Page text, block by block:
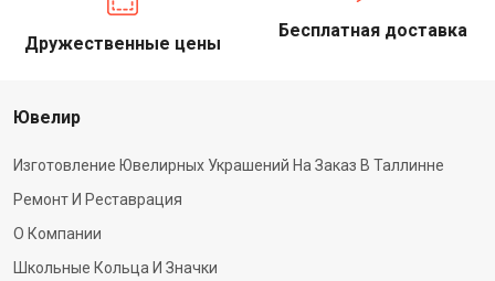
Дружественные цены
Бесплатная доставка
Ювелир
Изготовление Ювелирных Украшений На Заказ В Таллинне
Ремонт И Реставрация
О Компании
Школьные Кольца И Значки